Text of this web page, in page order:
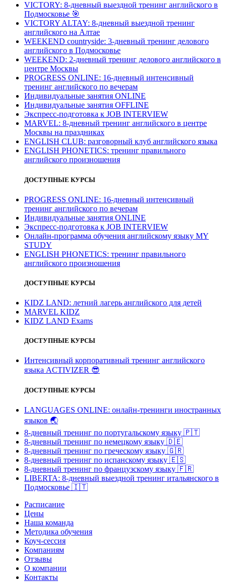
VICTORY: 8-дневный выездной тренинг английского в
Подмосковье 🎯
VICTORY ALTAY: 8-дневный выездной тренинг
английского на Алтае
WEEKEND countryside: 3-дневный тренинг делового
английского в Подмосковье
WEEKEND: 2-дневный тренинг делового английского в
центре Москвы
PROGRESS ONLINE: 16-дневный интенсивный
тренинг английского по вечерам
Индивидуальные занятия ONLINE
Индивидуальные занятия OFFLINE
Экспресс-подготовка к JOB INTERVIEW
МARVEL: 8-дневный тренинг английского в центре
Москвы на праздниках
ENGLISH CLUB: разговорный клуб английского языка
ENGLISH PHONETICS: тренинг правильного
английского произношения
ДОСТУПНЫЕ КУРСЫ
PROGRESS ONLINE: 16-дневный интенсивный
тренинг английского по вечерам
Индивидуальные занятия ONLINE
Экспресс-подготовка к JOB INTERVIEW
Онлайн-программа обучения английскому языку MY
STUDY
ENGLISH PHONETICS: тренинг правильного
английского произношения
ДОСТУПНЫЕ КУРСЫ
KIDZ LAND: летний лагерь английского для детей
MARVEL KIDZ
KIDZ LAND Exams
ДОСТУПНЫЕ КУРСЫ
Интенсивный корпоративный тренинг английского
языка ACTIVIZER 😎
ДОСТУПНЫЕ КУРСЫ
LANGUAGES ONLINE: онлайн-тренинги иностранных
языков 🌏
8-дневный тренинг по португальскому языку 🇵🇹
8-дневный тренинг по немецкому языку 🇩🇪
8-дневный тренинг по греческому языку 🇬🇷
8-дневный тренинг по испанскому языку 🇪🇸
8-дневный тренинг по французскому языку 🇫🇷
LIBERTA: 8-дневный выездной тренинг итальянского в
Подмосковье 🇮🇹
Расписание
Цены
Наша команда
Методика обучения
Коуч-сессия
Компаниям
Отзывы
О компании
Контакты